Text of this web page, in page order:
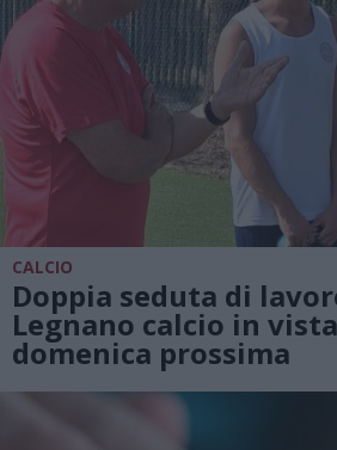
CALCIO
Doppia seduta di
Legnano calcio in
domenica prossima